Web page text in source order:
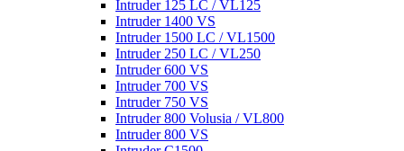
Intruder 125 LC / VL125
Intruder 1400 VS
Intruder 1500 LC / VL1500
Intruder 250 LC / VL250
Intruder 600 VS
Intruder 700 VS
Intruder 750 VS
Intruder 800 Volusia / VL800
Intruder 800 VS